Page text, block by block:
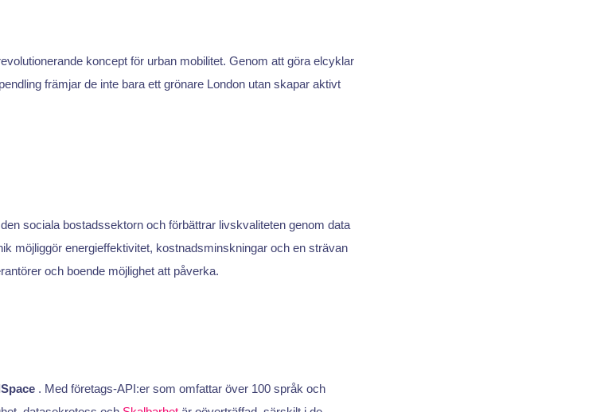
koncept för urban mobilitet. Genom att göra elcyklar
främjar de inte bara ett grönare London utan skapar aktivt
sociala bostadssektorn och förbättrar livskvaliteten genom data
möjliggör energieffektivitet, kostnadsminskningar och en strävan
och boende möjlighet att påverka.
. Med företags-API:er som omfattar över 100 språk och